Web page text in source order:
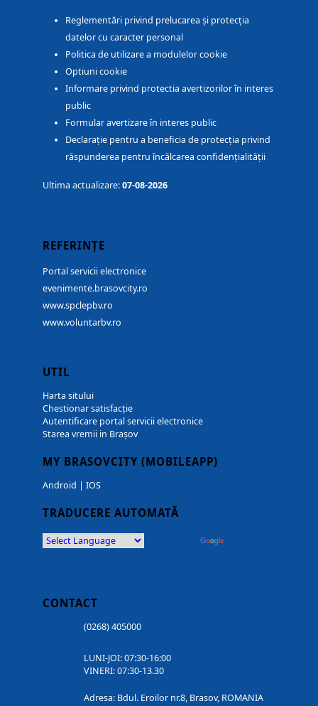
Reglementări privind prelucarea și protecția
datelor cu caracter personal
Politica de utilizare a modulelor cookie
Optiuni cookie
Informare privind protectia avertizorilor în interes
public
Formular avertizare în interes public
Declarație pentru a beneficia de protecția privind
răspunderea pentru încălcarea confidențialității
Ultima actualizare:07-08-2026
REFERINȚE
Portal servicii electronice
evenimente.brasovcity.ro
www.spclepbv.ro
www.voluntarbv.ro
UTIL
Harta sitului
Chestionar satisfacție
Autentificare portal servicii electronice
Starea vremii in Brașov
MY BRASOVCITY (MOBILEAPP)
Android | IOS
TRADUCERE AUTOMATĂ
CONTACT
(0268) 405000
LUNI-JOI: 07:30-16:00
VINERI: 07:30-13.30
Adresa: Bdul. Eroilor nr.8, Brasov, ROMANIA